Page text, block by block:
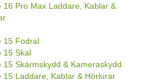
16 Pro Max Laddare, Kablar &
15 Fodral
15 Skal
15 Skärmskydd & Kameraskydd
15 Laddare, Kablar & Hörlurar